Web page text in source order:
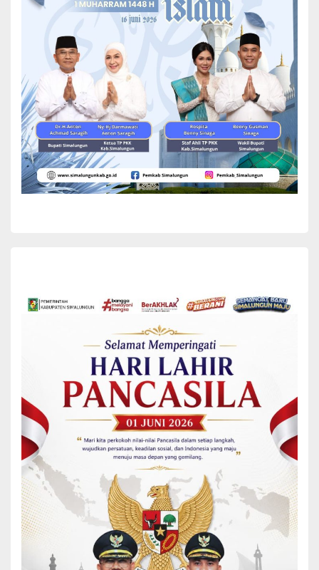
BERITA
Pimpinan DPRD Kabupaten Simalungun
Periode 2024-2029 Ucapkan Sumpah/Janji
Pimpinan Dewan Perwakilan Rakyat Daerah (DPRD)
Kabupaten Simalungun periode 2024-2029
BERITA KECAMATAN RAYA
Pemkab Simalungun Laksanakan Gerakan
Serentak Makanan Bergizi Sehat Bagi
Peserta Didik
Pemerintah Kabupaten (Pemkab) Simalungun, Sumut,